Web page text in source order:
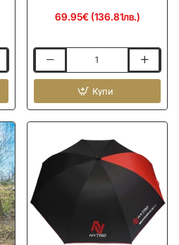
69.95€ (136.81лв.)
NYTRO
Commercial
Brolly
50
Купи